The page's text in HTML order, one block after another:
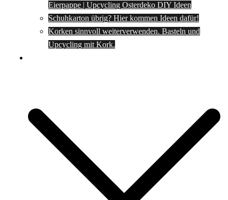
Eierpappe | Upcycling Osterdeko DIY Ideen
Schuhkarton übrig? Hier kommen Ideen dafür!
Korken sinnvoll weiterverwenden. Basteln und
Upcycling mit Kork.